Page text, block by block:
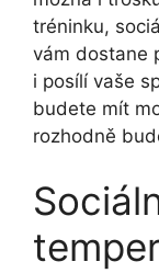
tréninku,
vám dostane
i posílí vaše
budete mít
rozhodně